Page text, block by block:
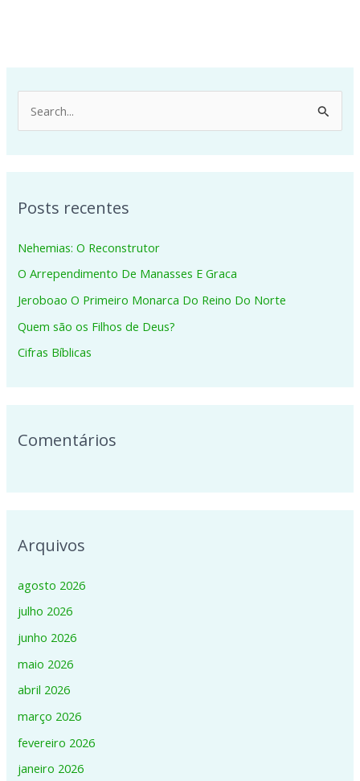
u
s
a
r
p
o
Posts recentes
Nehemias: O Reconstrutor
O Arrependimento De Manasses E Graca
Jeroboao O Primeiro Monarca Do Reino Do Norte
Quem são os Filhos de Deus?
Cifras Bíblicas
Comentários
Arquivos
agosto 2026
julho 2026
junho 2026
maio 2026
abril 2026
março 2026
fevereiro 2026
janeiro 2026